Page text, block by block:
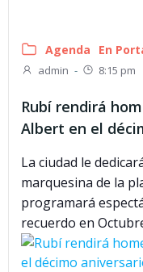
Agenda En
admin - 8:15 pm
Rubí rendirá
Albert en el
La ciudad le
marquesina de la
programará
recuerdo en